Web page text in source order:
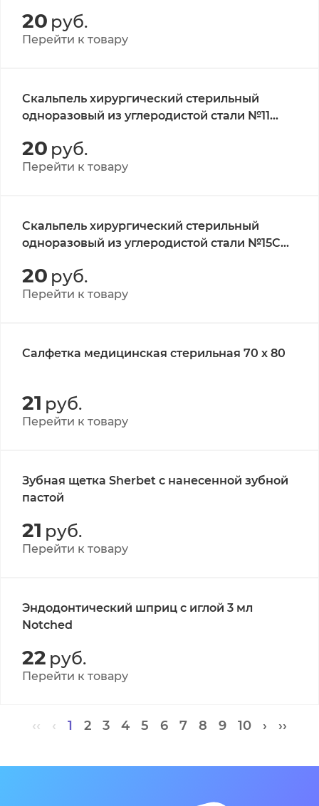
20 руб.
Перейти к товару
Скальпель хирургический стерильный
одноразовый из углеродистой стали №11
20 руб.
Перейти к товару
Скальпель хирургический стерильный
одноразовый из углеродистой стали №15С
20 руб.
Перейти к товару
Салфетка медицинская стерильная 70 х 80
21 руб.
Перейти к товару
Зубная щетка Sherbet с нанесенной зубной
пастой
21 руб.
Перейти к товару
Эндодонтический шприц с иглой 3 мл
Notched
22 руб.
Перейти к товару
‹‹ ‹ 1 2 3 4 5 6 7 8 9 10 › ››